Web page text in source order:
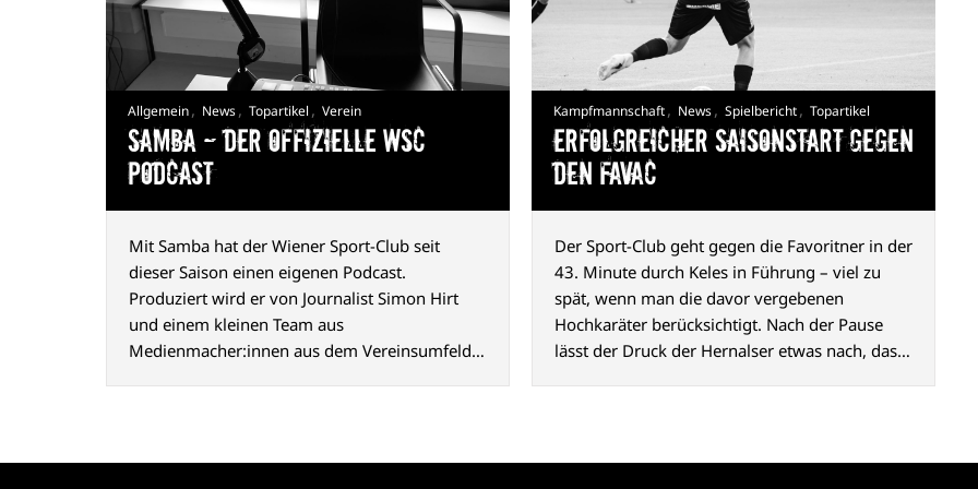
Allgemein, News, Topartikel , Verein
Samba — Der offizielle WSC
Podcast
Mit Samba hat der Wiener Sport-Club seit
dieser Saison einen eigenen Podcast.
Produziert wird er von Journalist Simon Hirt
und einem kleinen Team aus
Medienmacher:innen aus dem Vereinsumfeld.
Kampfmannschaft, News, Spielbericht, Topartikel
Erfolgreicher Saisonstart gegen
den FavAC
Der Sport-Club geht gegen die Favoritner in der
43. Minute durch Keles in Führung – viel zu
spät, wenn man die davor vergebenen
Hochkaräter berücksichtigt. Nach der Pause
lässt der Druck der Hernalser etwas nach, das